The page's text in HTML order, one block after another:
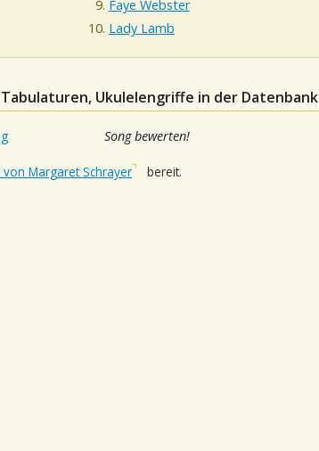
Faye Webster
Lady Lamb
Tabulaturen, Ukulelengriffe in der Datenbank
Song bewerten!
Margaret Schrayer bereit.